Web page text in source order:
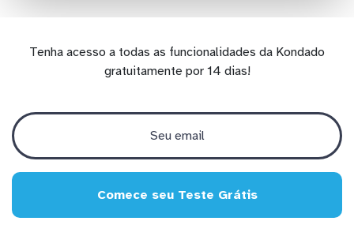
Tenha acesso a todas as funcionalidades da Kondado
gratuitamente por 14 dias!
Comece seu Teste Grátis